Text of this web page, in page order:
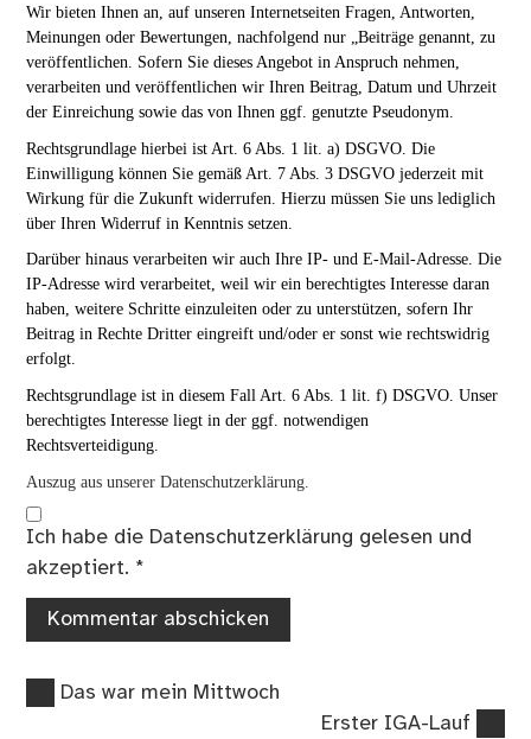
Wir bieten Ihnen an, auf unseren Internetseiten Fragen, Antworten,
Meinungen oder Bewertungen, nachfolgend nur „Beiträge genannt, zu
veröffentlichen. Sofern Sie dieses Angebot in Anspruch nehmen,
verarbeiten und veröffentlichen wir Ihren Beitrag, Datum und Uhrzeit
der Einreichung sowie das von Ihnen ggf. genutzte Pseudonym.
Rechtsgrundlage hierbei ist Art. 6 Abs. 1 lit. a) DSGVO. Die
Einwilligung können Sie gemäß Art. 7 Abs. 3 DSGVO jederzeit mit
Wirkung für die Zukunft widerrufen. Hierzu müssen Sie uns lediglich
über Ihren Widerruf in Kenntnis setzen.
Darüber hinaus verarbeiten wir auch Ihre IP- und E-Mail-Adresse. Die
IP-Adresse wird verarbeitet, weil wir ein berechtigtes Interesse daran
haben, weitere Schritte einzuleiten oder zu unterstützen, sofern Ihr
Beitrag in Rechte Dritter eingreift und/oder er sonst wie rechtswidrig
erfolgt.
Rechtsgrundlage ist in diesem Fall Art. 6 Abs. 1 lit. f) DSGVO. Unser
berechtigtes Interesse liegt in der ggf. notwendigen
Rechtsverteidigung.
Auszug aus unserer Datenschutzerklärung.
Ich habe die Datenschutzerklärung gelesen und
akzeptiert. *
Beitragsnavigation
Vorheriger
Das war mein Mittwoch
Nächster
Erster IGA-Lauf